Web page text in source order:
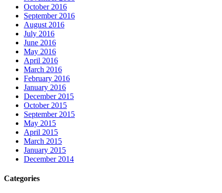
October 2016
September 2016
August 2016
July 2016
June 2016
May 2016
April 2016
March 2016
February 2016
January 2016
December 2015
October 2015
September 2015
May 2015
April 2015
March 2015
January 2015
December 2014
Categories